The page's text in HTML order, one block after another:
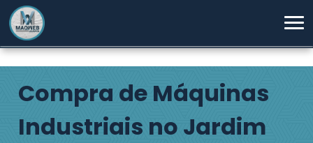
Compra de Máquinas
Industriais no Jardim